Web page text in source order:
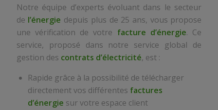
Notre équipe d’experts évoluant dans le secteur
de l’énergie depuis plus de 25 ans, vous propose
une vérification de votre facture d’énergie. Ce
service, proposé dans notre service global de
gestion des contrats d’électricité, est :
Rapide grâce à la possibilité de télécharger
directement vos différentes factures
d’énergie sur votre espace client